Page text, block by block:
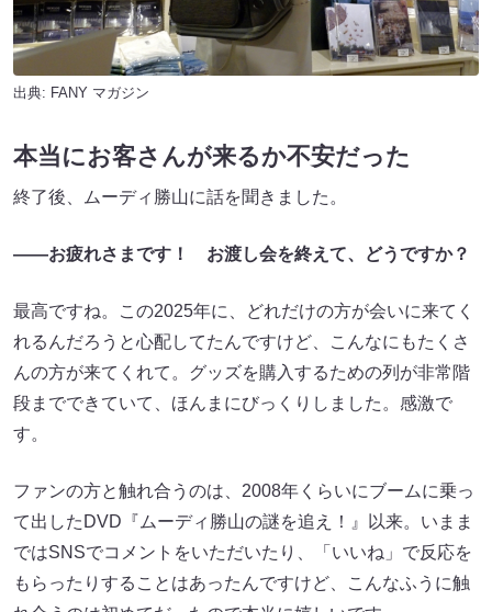
出典: FANY マガジン
本当にお客さんが来るか不安だった
終了後、ムーディ勝山に話を聞きました。
――お疲れさまです！ お渡し会を終えて、どうですか？
最高ですね。この2025年に、どれだけの方が会いに来てく
れるんだろうと心配してたんですけど、こんなにもたくさ
んの方が来てくれて。グッズを購入するための列が非常階
段までできていて、ほんまにびっくりしました。感激で
す。
ファンの方と触れ合うのは、2008年くらいにブームに乗っ
て出したDVD『ムーディ勝山の謎を追え！』以来。いまま
ではSNSでコメントをいただいたり、「いいね」で反応を
もらったりすることはあったんですけど、こんなふうに触